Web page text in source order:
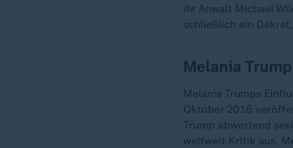
ihr Anwalt Michael
schließlich ein
Melania
Melania Trumps
Oktober 2016
Trump abwertend
weltweit Kritik aus.